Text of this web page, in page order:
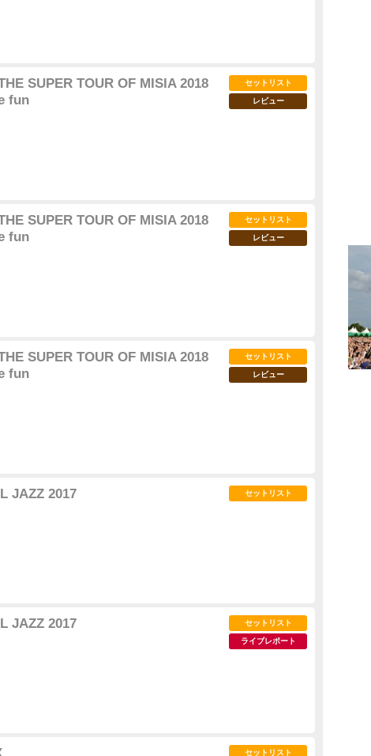
SUPER TOUR OF MISIA 2018
fun
セットリスト
レビュー
SUPER TOUR OF MISIA 2018
fun
セットリスト
レビュー
SUPER TOUR OF MISIA 2018
fun
セットリスト
レビュー
JAZZ 2017 セットリスト
JAZZ 2017 セットリスト
ライブレポート
セットリスト